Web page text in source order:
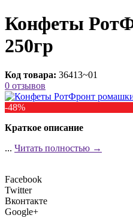
Конфеты
250гр
Код товара: 36413~01
0 отзывов
-48%
Краткое описание
... Читать полностью →
Facebook
Twitter
Вконтакте
Google+